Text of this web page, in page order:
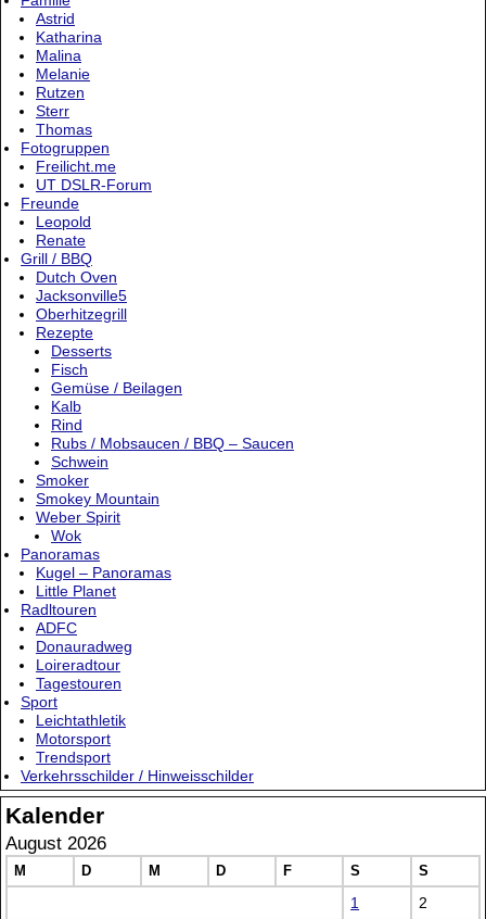
Astrid
Katharina
Malina
Melanie
Rutzen
Sterr
Thomas
Fotogruppen
Freilicht.me
UT DSLR-Forum
Freunde
Leopold
Renate
Grill / BBQ
Dutch Oven
Jacksonville5
Oberhitzegrill
Rezepte
Desserts
Fisch
Gemüse / Beilagen
Kalb
Rind
Rubs / Mobsaucen / BBQ – Saucen
Schwein
Smoker
Smokey Mountain
Weber Spirit
Wok
Panoramas
Kugel – Panoramas
Little Planet
Radltouren
ADFC
Donauradweg
Loireradtour
Tagestouren
Sport
Leichtathletik
Motorsport
Trendsport
Verkehrsschilder / Hinweisschilder
Kalender
August 2026
M D M D F S S
1
2